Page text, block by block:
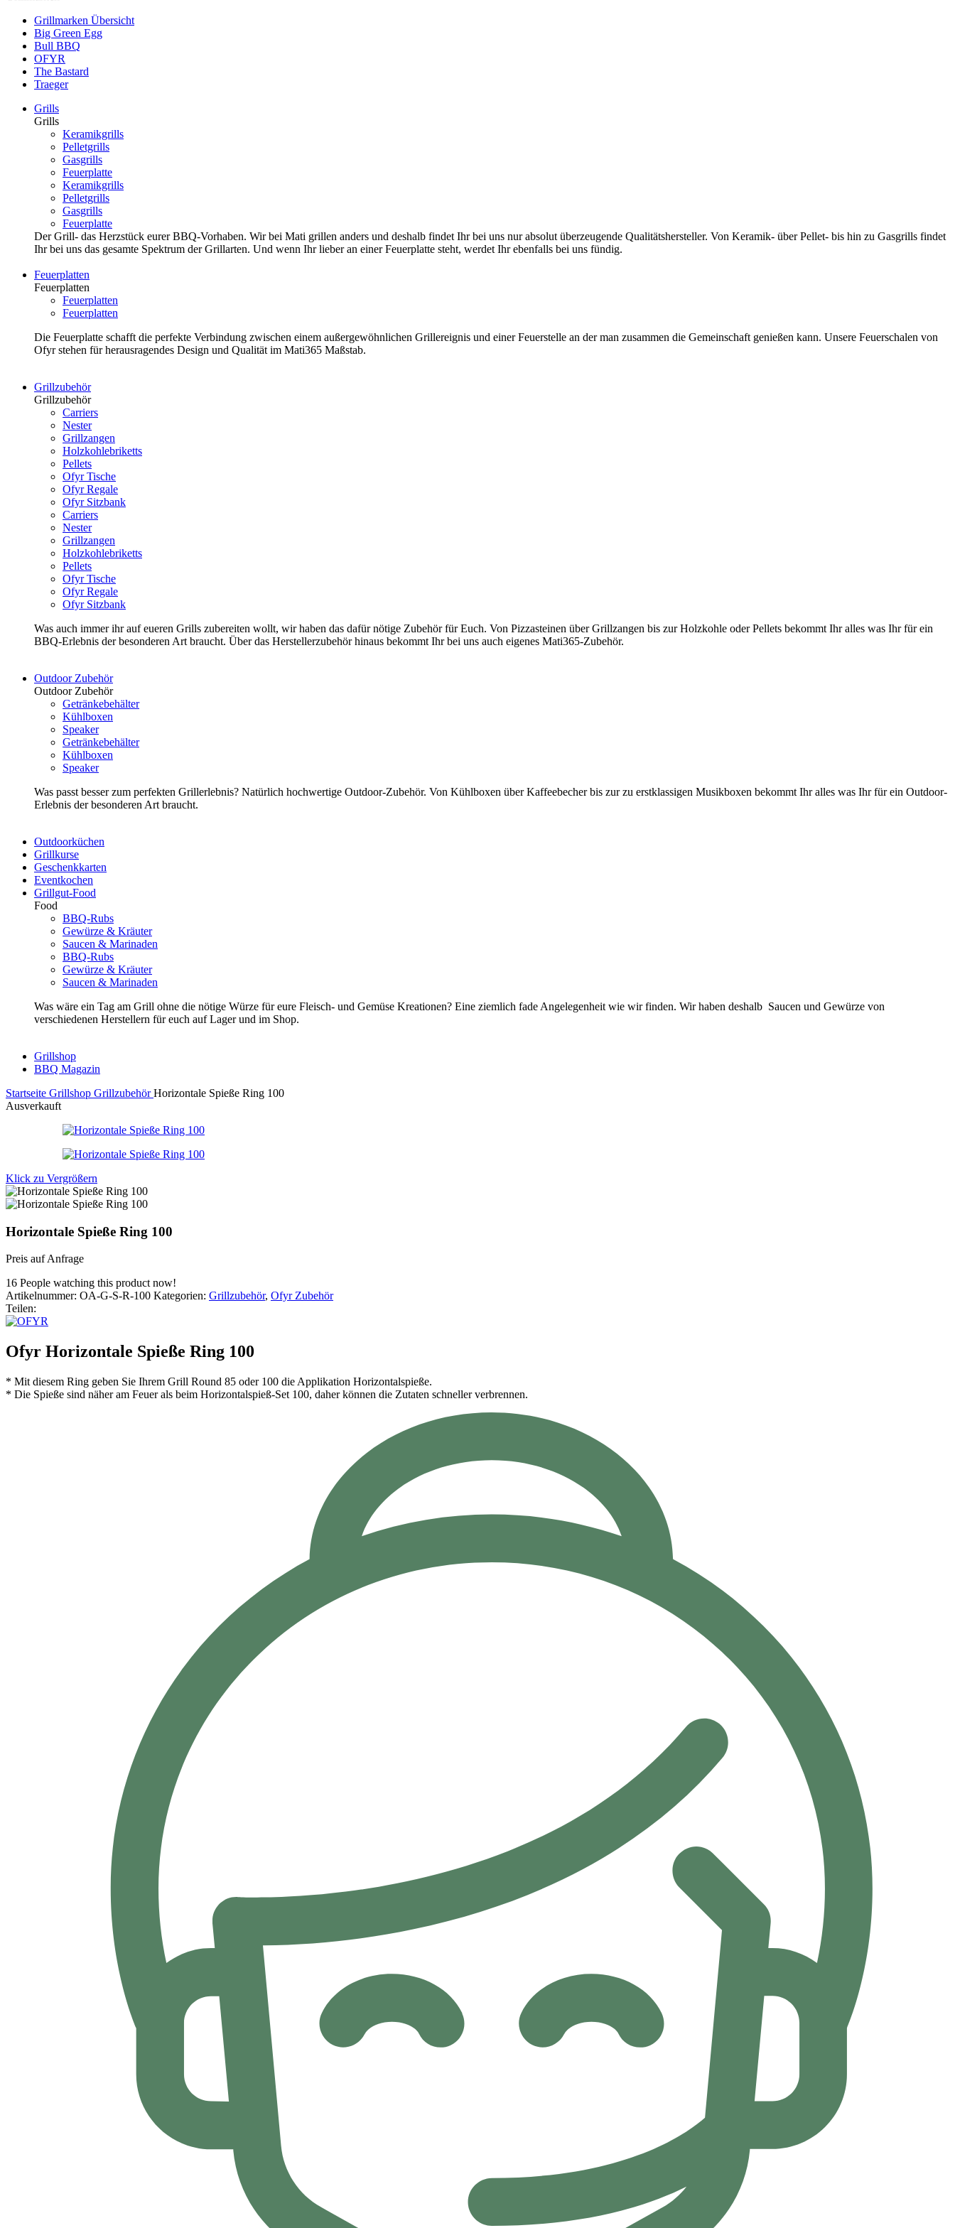
Grillmarken Übersicht
Big Green Egg
Bull BBQ
OFYR
The Bastard
Traeger
Grills
Grills
Keramikgrills
Pelletgrills
Gasgrills
Feuerplatte
Keramikgrills
Pelletgrills
Gasgrills
Feuerplatte
Der Grill- das Herzstück eurer BBQ-Vorhaben. Wir bei Mati grillen anders und deshalb findet Ihr bei uns nur absolut überzeugende Qualitätshersteller. Von Keramik- über Pellet- bis hin zu Gasgrills findet
Ihr bei uns das gesamte Spektrum der Grillarten. Und wenn Ihr lieber an einer Feuerplatte steht, werdet Ihr ebenfalls bei uns fündig.
Feuerplatten
Feuerplatten
Feuerplatten
Feuerplatten
Die Feuerplatte schafft die perfekte Verbindung zwischen einem außergewöhnlichen Grillereignis und einer Feuerstelle an der man zusammen die Gemeinschaft genießen kann. Unsere Feuerschalen von
Ofyr stehen für herausragendes Design und Qualität im Mati365 Maßstab.
Grillzubehör
Grillzubehör
Carriers
Nester
Grillzangen
Holzkohlebriketts
Pellets
Ofyr Tische
Ofyr Regale
Ofyr Sitzbank
Carriers
Nester
Grillzangen
Holzkohlebriketts
Pellets
Ofyr Tische
Ofyr Regale
Ofyr Sitzbank
Was auch immer ihr auf eueren Grills zubereiten wollt, wir haben das dafür nötige Zubehör für Euch. Von Pizzasteinen über Grillzangen bis zur Holzkohle oder Pellets bekommt Ihr alles was Ihr für ein
BBQ-Erlebnis der besonderen Art braucht. Über das Herstellerzubehör hinaus bekommt Ihr bei uns auch eigenes Mati365-Zubehör.
Outdoor Zubehör
Outdoor Zubehör
Getränkebehälter
Kühlboxen
Speaker
Getränkebehälter
Kühlboxen
Speaker
Was passt besser zum perfekten Grillerlebnis? Natürlich hochwertige Outdoor-Zubehör. Von Kühlboxen über Kaffeebecher bis zur zu erstklassigen Musikboxen bekommt Ihr alles was Ihr für ein Outdoor-
Erlebnis der besonderen Art braucht.
Outdoorküchen
Grillkurse
Geschenkkarten
Eventkochen
Grillgut-Food
Food
BBQ-Rubs
Gewürze & Kräuter
Saucen & Marinaden
BBQ-Rubs
Gewürze & Kräuter
Saucen & Marinaden
Was wäre ein Tag am Grill ohne die nötige Würze für eure Fleisch- und Gemüse Kreationen? Eine ziemlich fade Angelegenheit wie wir finden. Wir haben deshalb Saucen und Gewürze von
verschiedenen Herstellern für euch auf Lager und im Shop.
Grillshop
BBQ Magazin
Startseite Grillshop GrillzubehörHorizontale Spieße Ring 100
Ausverkauft
Klick zu Vergrößern
Horizontale Spieße Ring 100
Preis auf Anfrage
16 People watching this product now!
Artikelnummer: OA-G-S-R-100 Kategorien: Grillzubehör, Ofyr Zubehör
Teilen:
Ofyr Horizontale Spieße Ring 100
* Mit diesem Ring geben Sie Ihrem Grill Round 85 oder 100 die Applikation Horizontalspieße.
* Die Spieße sind näher am Feuer als beim Horizontalspieß-Set 100, daher können die Zutaten schneller verbrennen.